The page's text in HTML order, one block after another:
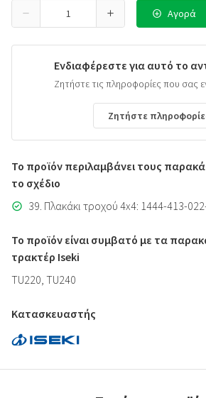
Αγορά
Ενδιαφέρεστε για αυτό το
Ζητήστε τις πληροφορίες που σας
Ζητήστε
Το προϊόν περιλαμβάνει τους
το σχέδιο
39. Πλακάκι τροχού 4x4: 1444-413-
Το προϊόν είναι συμβατό με τα
τρακτέρ Iseki
TU220, TU240
Κατασκευαστής